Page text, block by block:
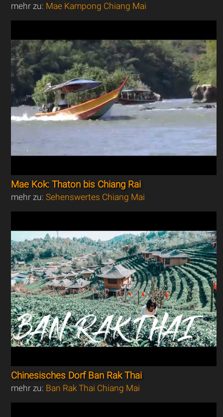
mehr zu: Mae Kampong Chiang Mai
Mae Kok: Thaton bis Chiang Rai
mehr zu:Sehenswertes Chiang Mai
Chinesisches Dorf Ban Rak Thai
mehr zu: Ban Rak Thai Chiang Mai